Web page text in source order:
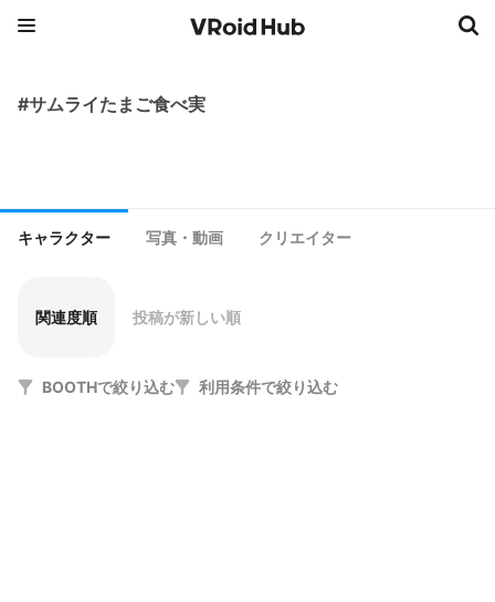
#サムライたまご食べ実
キャラクター 写真・動画 クリエイター
関連度順 投稿が新しい順
BOOTHで絞り込む 利用条件で絞り込む